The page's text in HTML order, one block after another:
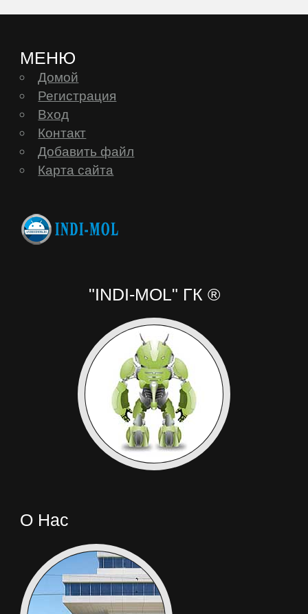
МЕНЮ
Домой
Регистрация
Вход
Контакт
Добавить файл
Карта сайта
"INDI-MOL" ГК ®
О Нас